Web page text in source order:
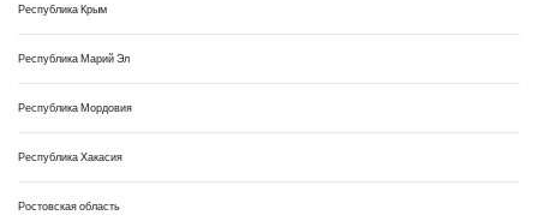
Республика Крым
Республика Марий Эл
Республика Мордовия
Республика Хакасия
Ростовская область